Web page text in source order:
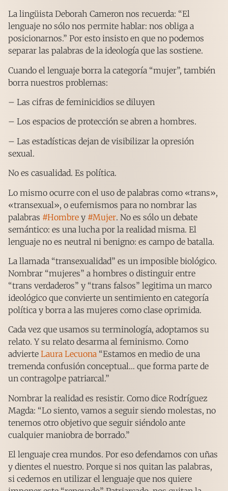
La lingüista Deborah Cameron nos recuerda: “El
lenguaje no sólo nos permite hablar: nos obliga a
posicionarnos.” Por esto insisto en que no podemos
separar las palabras de la ideología que las sostiene.
Cuando el lenguaje borra la categoría “mujer”, también
borra nuestros problemas:
– Las cifras de feminicidios se diluyen
– Los espacios de protección se abren a hombres.
– Las estadísticas dejan de visibilizar la opresión
sexual.
No es casualidad. Es política.
Lo mismo ocurre con el uso de palabras como «trans»,
«transexual», o eufemismos para no nombrar las
palabras #Hombre y #Mujer. No es sólo un debate
semántico: es una lucha por la realidad misma. El
lenguaje no es neutral ni benigno: es campo de batalla.
La llamada “transexualidad” es un imposible biológico.
Nombrar “mujeres” a hombres o distinguir entre
“trans verdaderos” y “trans falsos” legitima un marco
ideológico que convierte un sentimiento en categoría
política y borra a las mujeres como clase oprimida.
Cada vez que usamos su terminología, adoptamos su
relato. Y su relato desarma al feminismo. Como
advierte Laura Lecuona “Estamos en medio de una
tremenda confusión conceptual… que forma parte de
un contragolpe patriarcal.”
Nombrar la realidad es resistir. Como dice Rodríguez
Magda: “Lo siento, vamos a seguir siendo molestas, no
tenemos otro objetivo que seguir siéndolo ante
cualquier maniobra de borrado.”
El lenguaje crea mundos. Por eso defendamos con uñas
y dientes el nuestro. Porque si nos quitan las palabras,
si cedemos en utilizar el lenguaje que nos quiere